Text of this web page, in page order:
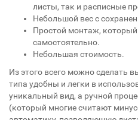
листы, так и расписные
Небольшой вес с
Простой монтаж,
самостоятельно.
Небольшая стоимость.
Из этого всего можно сделать
типа удобны и легки в
уникальный вид, а ручной
(который многие считают